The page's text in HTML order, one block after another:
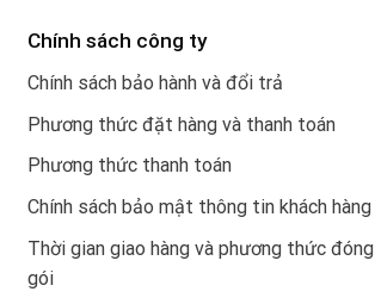
Chính sách công ty
Chính sách bảo hành và đổi trả
Phương thức đặt hàng và thanh toán
Phương thức thanh toán
Chính sách bảo mật thông tin khách hàng
Thời gian giao hàng và phương thức đóng
gói